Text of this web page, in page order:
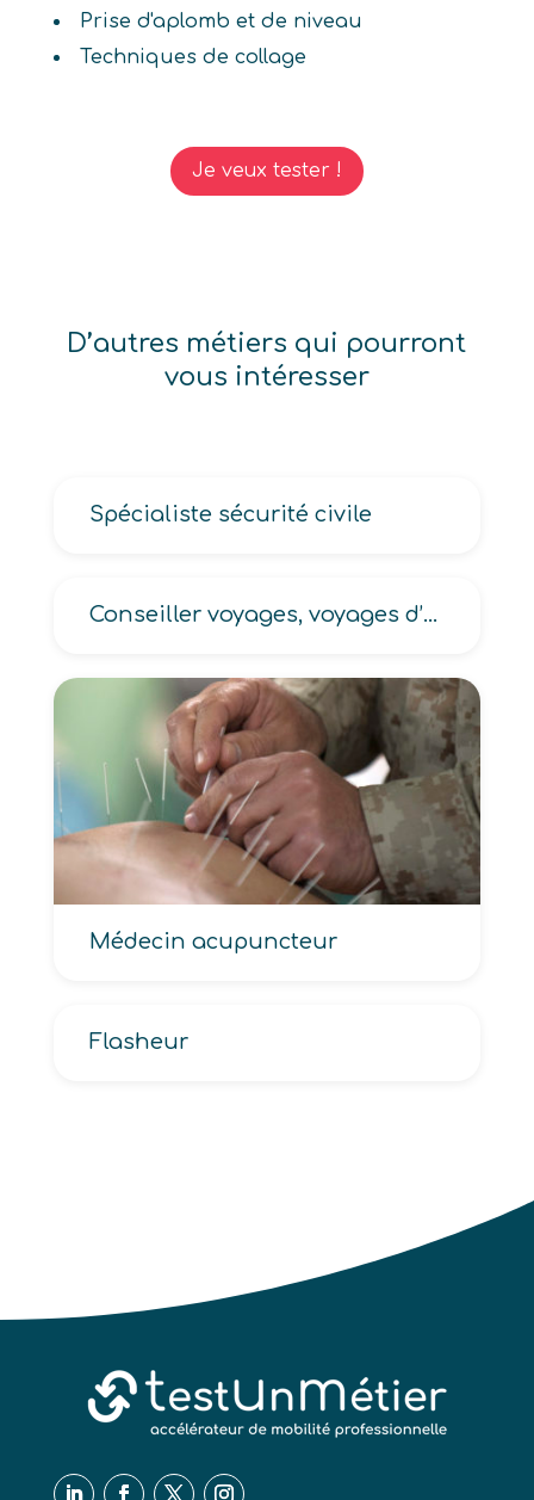
Prise d'aplomb et de niveau
Techniques de collage
Je veux tester !
D’autres métiers qui pourront
vous intéresser
Spécialiste sécurité civile
Conseiller voyages, voyages d’affaires, voyages en ligne, télévendeur de voyages, vendeur croisières
Médecin acupuncteur
Flasheur